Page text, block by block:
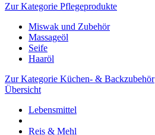
Zur Kategorie Pflegeprodukte
Miswak und Zubehör
Massageöl
Seife
Haaröl
Zur Kategorie Küchen- & Backzubehör
Übersicht
Lebensmittel
Reis & Mehl